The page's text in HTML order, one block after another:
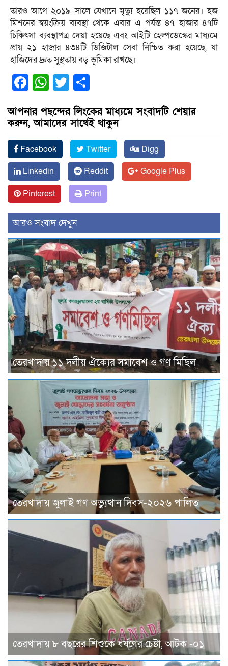
তারও আগে ২০১৯ সালে যেখানে মৃত্যু হয়েছিল ১১৭ জনের। ​হজ
মিশনের স্বয়ংক্রিয় ব্যবস্থা থেকে এবার এ পর্যন্ত ৪৭ হাজার ৪৭টি
চিকিৎসা ব্যবস্থাপত্র দেয়া হয়েছে এবং আইটি হেল্পডেস্কের মাধ্যমে
প্রায় ২১ হাজার ৪৩৪টি ডিজিটাল সেবা নিশ্চিত করা হয়েছে, যা
হাজিদের দ্রুত সুস্থতায় বড় ভূমিকা রাখছে।
Facebook
WhatsApp
Twitter
আপনার পছন্দের লিংকের মাধ্যমে সংবাদটি শেয়ার
করুন, আমাদের সাথেই থাকুন
Facebook Twitter
Digg
Linkedin
Reddit
Google Plus
Pinterest
Print
আরও সংবাদ দেখুন
তেরখাদায় ১১ দলীয় ঐক্যের সমাবেশ ও গণ মিছিল
তেরখাদায় জুলাই গণ অভ্যুত্থান দিবস-২০২৬ পালিত
তেরখাদায় ৮ বছরের শিশুকে ধর্ষণের চেষ্টা, আটক -০১